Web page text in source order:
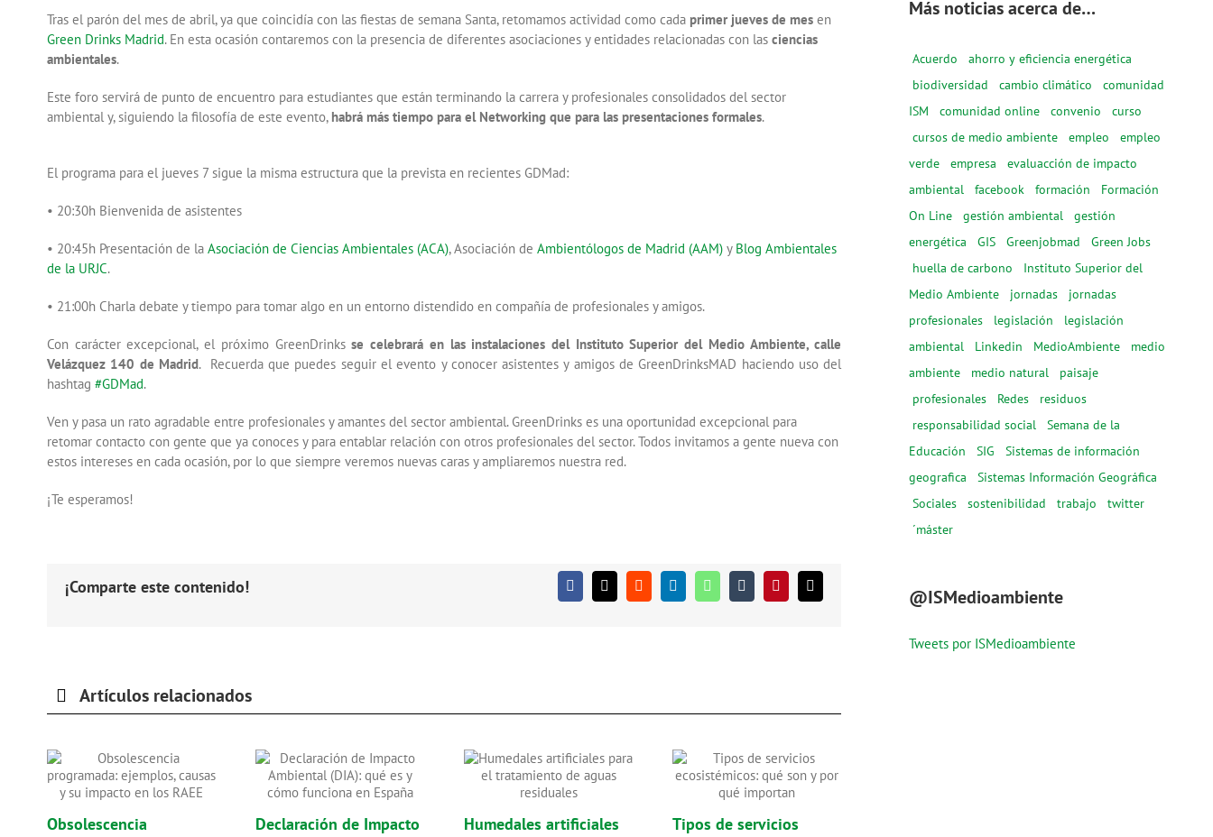
Tras el parón del mes de abril, ya que coincidía con las fiestas de semana Santa, retomamos actividad como cada primer jueves de mes en
Green Drinks Madrid. En esta ocasión contaremos con la presencia de diferentes asociaciones y entidades relacionadas con las ciencias
ambientales.
Este foro servirá de punto de encuentro para estudiantes que están terminando la carrera y profesionales consolidados del sector
ambiental y, siguiendo la filosofía de este evento, habrá más tiempo para el Networking que para las presentaciones formales.
El programa para el jueves 7 sigue la misma estructura que la prevista en recientes GDMad:
• 20:30h Bienvenida de asistentes
• 20:45h Presentación de la Asociación de Ciencias Ambientales (ACA), Asociación de Ambientólogos de Madrid (AAM) y Blog Ambientales
de la URJC.
• 21:00h Charla debate y tiempo para tomar algo en un entorno distendido en compañía de profesionales y amigos.
Con carácter excepcional, el próximo GreenDrinksse celebrará en las instalaciones del Instituto Superior del Medio Ambiente, calle
Velázquez 140 de Madrid. Recuerda que puedes seguir el evento y conocer asistentes y amigos de GreenDrinksMAD haciendo uso del
hashtag #GDMad.
Ven y pasa un rato agradable entre profesionales y amantes del sector ambiental. GreenDrinks es una oportunidad excepcional para
retomar contacto con gente que ya conoces y para entablar relación con otros profesionales del sector. Todos invitamos a gente nueva con
estos intereses en cada ocasión, por lo que siempre veremos nuevas caras y ampliaremos nuestra red.
¡Te esperamos!
¡Comparte este contenido! Facebook
X RedditLinkedInWhatsAppTumblrPinterestCorreo
electrónico
Artículos relacionados
Obsolescencia
Declaración de Impacto
Humedales artificiales
Tipos de servicios
Más noticias acerca de…
Acuerdo
ahorro y eficiencia energética
biodiversidad
cambio climático
comunidad
ISM
comunidad online convenio
curso
cursos de medio ambiente
empleo
empleo
verde
empresa
evaluacción de impacto
ambiental
facebook formación
Formación
On Line
gestión ambiental
gestión
energética
GIS Greenjobmad
Green Jobs
huella de carbono
Instituto Superior del
Medio Ambiente
jornadas
jornadas
profesionales
legislación
legislación
ambiental
Linkedin MedioAmbiente
medio
ambiente
medio natural
paisaje
profesionales
Redes
residuos
responsabilidad social
Semana de la
Educación
SIG
Sistemas de información
geografica
Sistemas Información Geográfica
Sociales
sostenibilidad trabajo
twitter
´máster
@ISMedioambiente
Tweets por ISMedioambiente